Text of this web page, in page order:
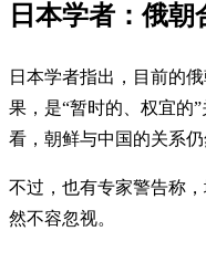
日本学者：俄
日本学者指出，目前的
果，是“暂时的、权宜的
看，朝鲜与中国的关系
不过，也有专家警告称
然不容忽视。